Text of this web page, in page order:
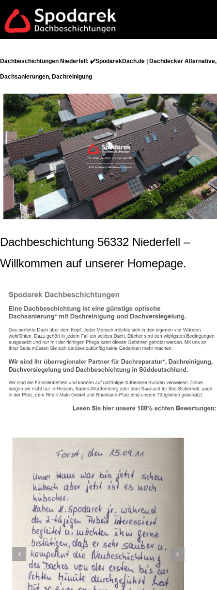
Dachbeschichtungen Niederfell: ✔️SpodarekDach.de | Dachdecker Alternative,
Dachsanierungen, Dachreinigung
Dachbeschichtung 56332 Niederfell –
Willkommen auf unserer Homepage.